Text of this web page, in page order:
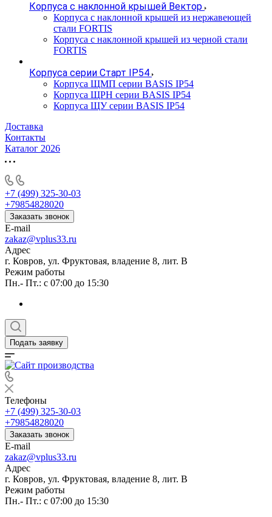
Корпуса с наклонной крышей Вектор
Корпуса с наклонной крышей из нержавеющей
стали FORTIS
Корпуса с наклонной крышей из черной стали
FORTIS
Корпуса серии Старт IP54
Корпуса ЩМП серии BASIS IP54
Корпуса ЩРН серии BASIS IP54
Корпуса ЩУ серии BASIS IP54
Доставка
Контакты
Каталог 2026
+7 (499) 325-30-03
+79854828020
Заказать звонок
E-mail
zakaz@vplus33.ru
Адрес
г. Ковров, ул. Фруктовая, владение 8, лит. В
Режим работы
Пн.- Пт.: с 07:00 до 15:30
Подать заявку
Телефоны
+7 (499) 325-30-03
+79854828020
Заказать звонок
E-mail
zakaz@vplus33.ru
Адрес
г. Ковров, ул. Фруктовая, владение 8, лит. В
Режим работы
Пн.- Пт.: с 07:00 до 15:30